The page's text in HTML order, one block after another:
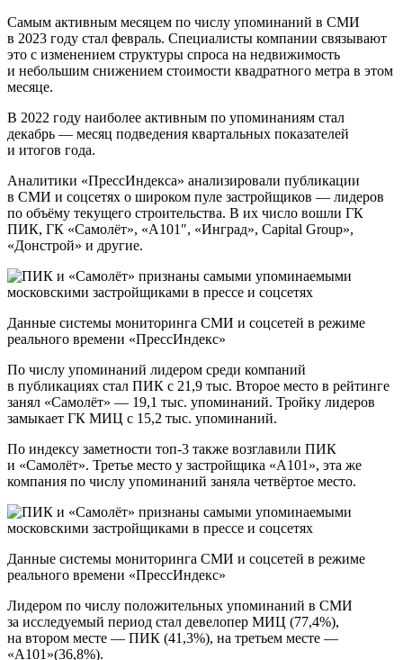
Самым активным месяцем по числу упоминаний в СМИ
в 2023 году стал февраль. Специалисты компании связывают
это с изменением структуры спроса на недвижимость
и небольшим снижением стоимости квадратного метра в этом
месяце.
В 2022 году наиболее активным по упоминаниям стал
декабрь — месяц подведения квартальных показателей
и итогов года.
Аналитики «ПрессИндекса» анализировали публикации
в СМИ и соцсетях о широком пуле застройщиков — лидеров
по объёму текущего строительства. В их число вошли ГК
ПИК, ГК «Cамолёт», «А101″, «Инград», Capital Group»,
«Донстрой» и другие.
Данные системы мониторинга СМИ и соцсетей в режиме
реального времени «ПрессИндекс»
По числу упоминаний лидером среди компаний
в публикациях стал ПИК с 21,9 тыс. Второе место в рейтинге
занял «Cамолёт» — 19,1 тыс. упоминаний. Тройку лидеров
замыкает ГК МИЦ с 15,2 тыс. упоминаний.
По индексу заметности топ-3 также возглавили ПИК
и «Cамолёт». Третье место у застройщика «А101», эта же
компания по числу упоминаний заняла четвёртое место.
Данные системы мониторинга СМИ и соцсетей в режиме
реального времени «ПрессИндекс»
Лидером по числу положительных упоминаний в СМИ
за исследуемый период стал девелопер МИЦ (77,4%),
на втором месте — ПИК (41,3%), на третьем месте —
«А101»(36,8%).